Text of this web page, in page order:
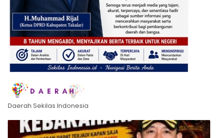
Daerah Sekilas Indonesia